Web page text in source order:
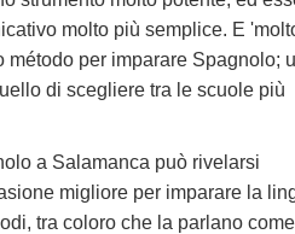
molto più semplice. E
método per imparare Spagnolo;
di scegliere tra le scuole più
a Salamanca può rivelarsi
migliore per imparare la
tra coloro che la parlano come